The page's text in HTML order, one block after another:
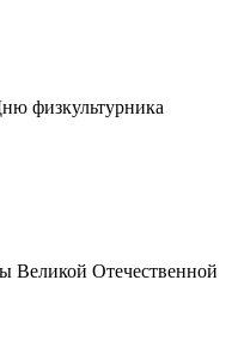
физкультурника
Великой Отечественной